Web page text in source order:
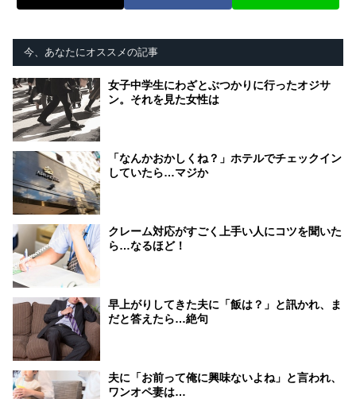
今、あなたにオススメの記事
女子中学生にわざとぶつかりに行ったオジサ
ン。それを見た女性は
「なんかおかしくね？」ホテルでチェックイン
していたら…マジか
クレーム対応がすごく上手い人にコツを聞いた
ら…なるほど！
早上がりしてきた夫に「飯は？」と訊かれ、ま
だと答えたら…絶句
夫に「お前って俺に興味ないよね」と言われ、
ワンオペ妻は…